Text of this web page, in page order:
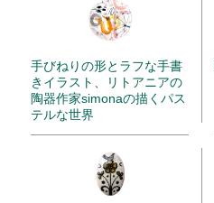
手びねりの形とラフな手書
きイラスト、リトアニアの
陶器作家simonaの描くパス
テルな世界